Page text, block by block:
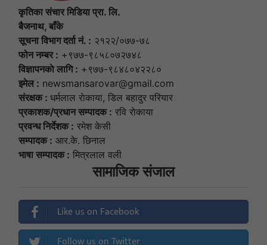
कृतिका संचार मिडिया प्रा. लि.
बैजनाथ, बाँके
सूचना विभाग दर्ता नं. : २१२२/०७७-७८
फोन नम्बर : +९७७-९८५८०७२७४८
विज्ञापनकाे लागि : +९७७-९८४८०४२२८०
इमेल : newsmansarovar@gmail.com
संरक्षक : धर्मलाल राेकाया, डिल बहादुर परियार
प्रकाशक/प्रधान सम्पादक : रवि राेकाया
प्रवन्ध निर्देशक : रमेश केसी
सम्पादक : आर.के. छिनाल
भाषा सम्पादक : मित्रलाल वली
सामाजिक संजाल
Like us on Facebook
Follow us on Twitter